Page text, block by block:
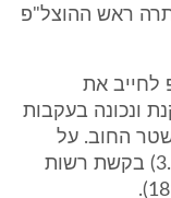
212991-7 . ביום 12.2.05 נעתרה ראש ההוצל"פ
לחייב את
ונכונה בעקבות
החוב. על
החלטה זו הגישה הנתבעת (ביום 3.5.05) בקשת רשות